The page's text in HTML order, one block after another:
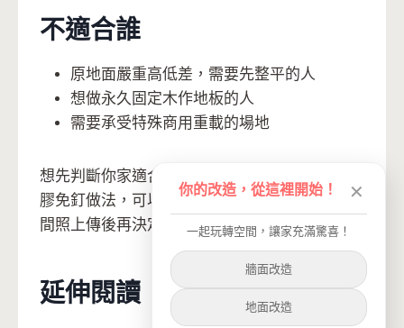
不適合誰
原地面嚴重高低差，需要先整平的人
想做永久固定木作地板的人
需要承受特殊商用重載的場地
想先判斷你家適合卡扣式地板、地板貼，還是免
膠免釘做法，可以從免費空間快診開始，把房
間照上傳後再決定先改一角、半間或全室。
延伸閱讀
你的改造，從這裡開始！ ✕
一起玩轉空間，讓家充滿驚喜！
牆面改造
地面改造